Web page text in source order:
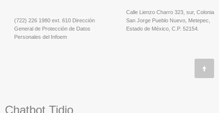
(722) 226 1980 ext. 610 Dirección
General de Protección de Datos
Personales del Infoem
Calle Lienzo Charro 323, sur, Colonia
San Jorge Pueblo Nuevo, Metepec,
Estado de México, C.P. 52154.
Chatbot Tidio